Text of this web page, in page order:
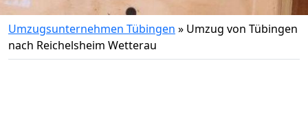
Umzugsunternehmen Tübingen » Umzug von Tübingen
nach Reichelsheim Wetterau